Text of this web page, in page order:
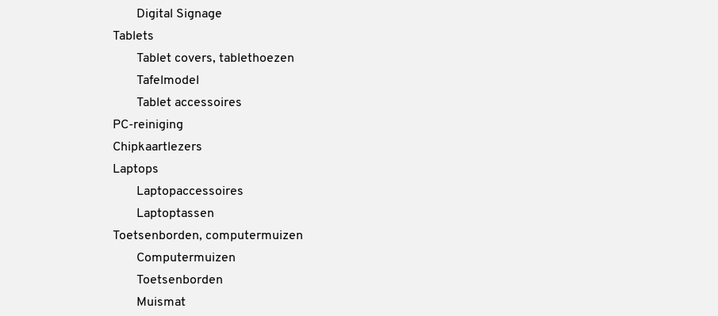
Digital Signage
Tablets
Tablet covers, tablethoezen
Tafelmodel
Tablet accessoires
PC-reiniging
Chipkaartlezers
Laptops
Laptopaccessoires
Laptoptassen
Toetsenborden, computermuizen
Computermuizen
Toetsenborden
Muismat